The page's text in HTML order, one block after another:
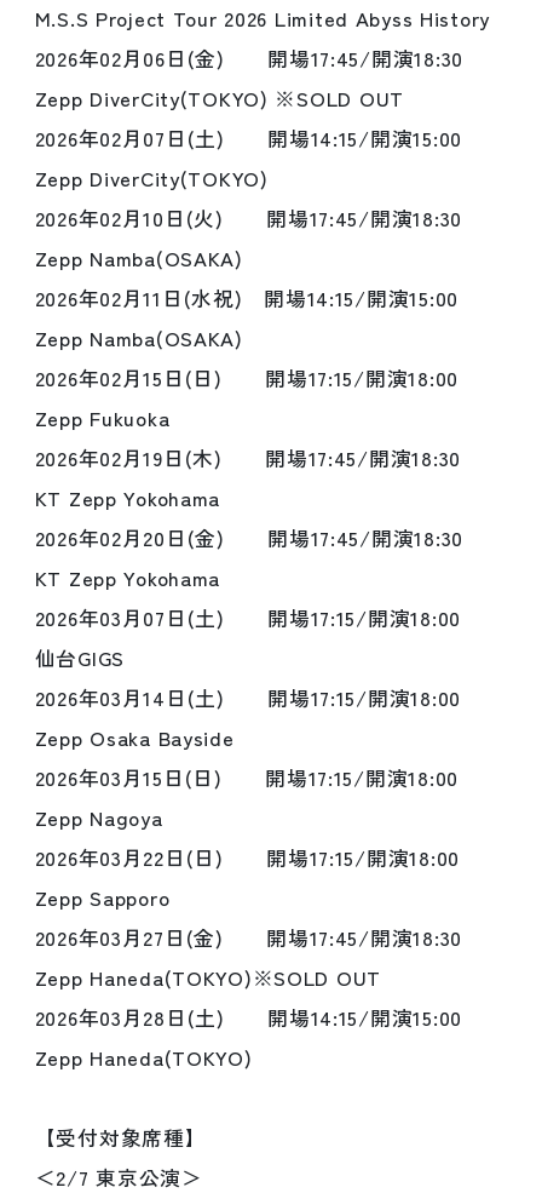
M.S.S Project Tour 2026 Limited Abyss History
2026年02月06日(金) 開場17:45/開演18:30
Zepp DiverCity(TOKYO) ※SOLD OUT
2026年02月07日(土) 開場14:15/開演15:00
Zepp DiverCity(TOKYO)
2026年02月10日(火) 開場17:45/開演18:30
Zepp Namba(OSAKA)
2026年02月11日(水祝) 開場14:15/開演15:00
Zepp Namba(OSAKA)
2026年02月15日(日) 開場17:15/開演18:00
Zepp Fukuoka
2026年02月19日(木) 開場17:45/開演18:30
KT Zepp Yokohama
2026年02月20日(金) 開場17:45/開演18:30
KT Zepp Yokohama
2026年03月07日(土) 開場17:15/開演18:00
仙台GIGS
2026年03月14日(土) 開場17:15/開演18:00
Zepp Osaka Bayside
2026年03月15日(日) 開場17:15/開演18:00
Zepp Nagoya
2026年03月22日(日) 開場17:15/開演18:00
Zepp Sapporo
2026年03月27日(金) 開場17:45/開演18:30
Zepp Haneda(TOKYO)※SOLD OUT
2026年03月28日(土) 開場14:15/開演15:00
Zepp Haneda(TOKYO)
【受付対象席種】
＜2/7 東京公演＞